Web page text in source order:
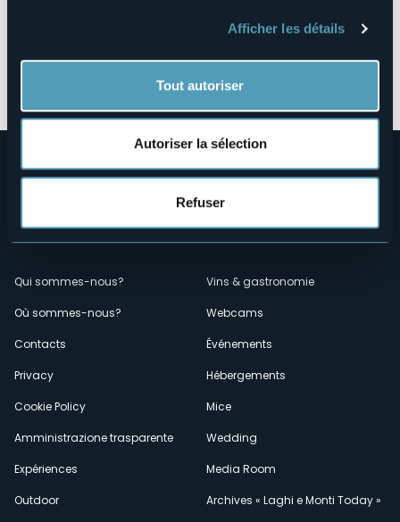
Afficher les détails
Tout autoriser
Autoriser la sélection
Refuser
Menù
secondario
Qui sommes-nous?
Où sommes-nous?
Contacts
Privacy
Cookie Policy
Amministrazione trasparente
Expériences
Outdoor
Vins & gastronomie
Webcams
Événements
Hébergements
Mice
Wedding
Media Room
Archives « Laghi e Monti Today »